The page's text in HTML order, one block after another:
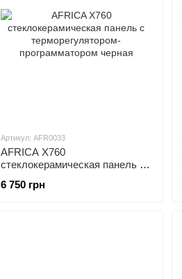
Артикул: AFR0033
AFRICA X760
стеклокерамическая панель с
программатором черная
6 750 грн